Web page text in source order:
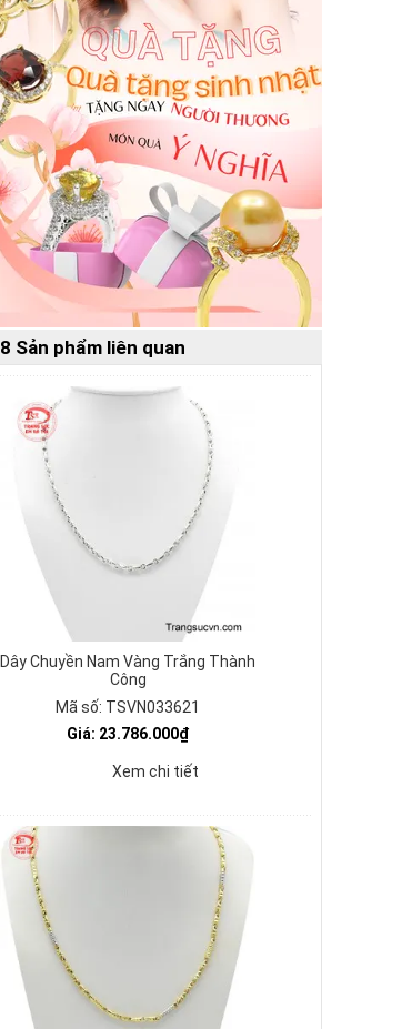
8 Sản phẩm liên quan
Dây Chuyền Nam Vàng Trắng Thành
Công
Mã số: TSVN033621
Giá: 23.786.000₫
Xem chi tiết